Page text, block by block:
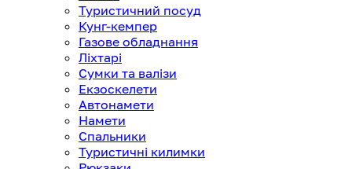
Туристичний посуд
Кунг-кемпер
Газове обладнання
Ліхтарі
Сумки та валізи
Екзоскелети
Автонамети
Намети
Спальники
Туристичні килимки